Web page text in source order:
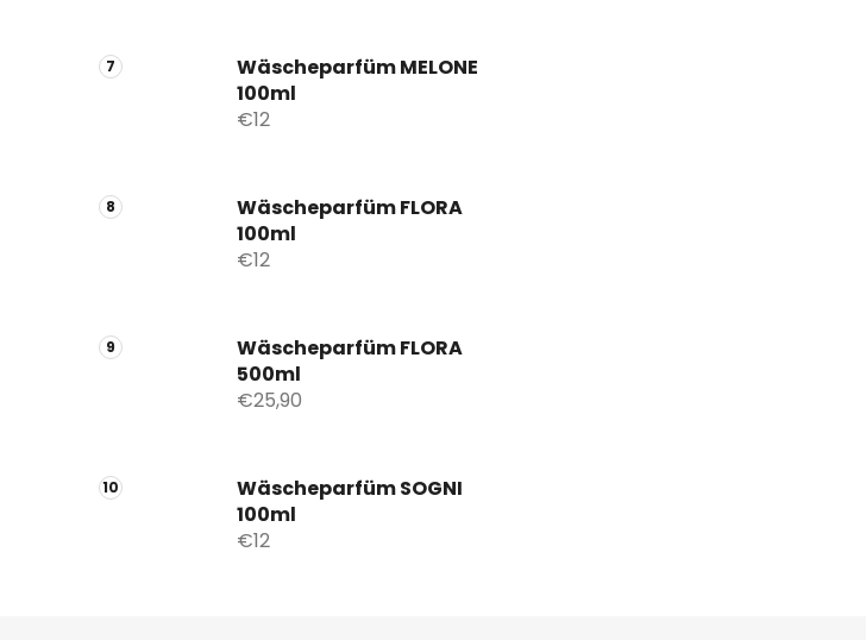
Wäscheparfüm MELONE
100ml
€12
Wäscheparfüm FLORA
100ml
€12
Wäscheparfüm FLORA
500ml
€25,90
Wäscheparfüm SOGNI
100ml
€12